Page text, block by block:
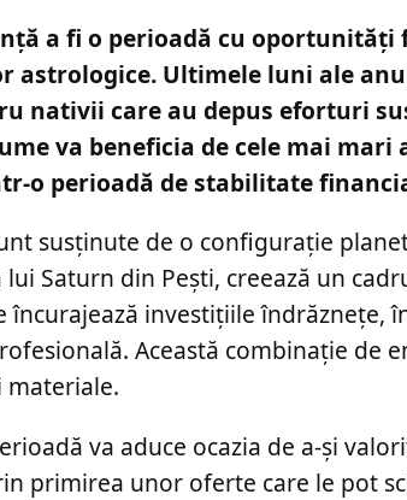
a fi o perioadă cu
astrologice. Ultimele luni ale
nativii care au depus eforturi
va beneficia de cele mai
o perioadă de stabilitate
susținute de o configurație
Saturn din Pești, creează un
investițiile îndrăznețe,
Această combinație de
materiale.
va aduce ocazia de a-și
primirea unor oferte care le pot